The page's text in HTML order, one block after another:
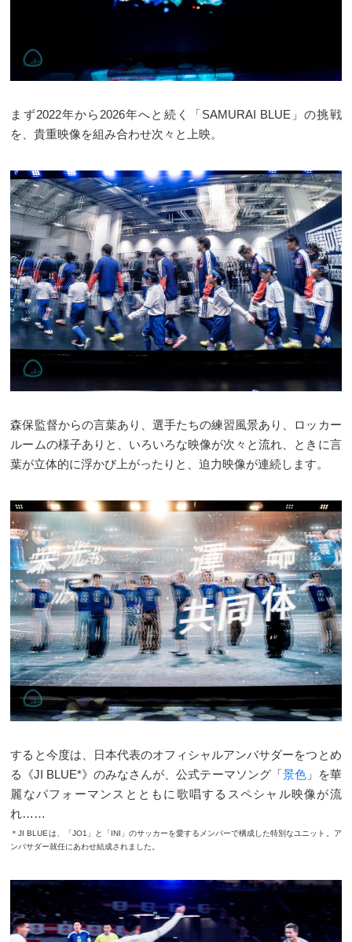
まず2022年から2026年へと続く「SAMURAI BLUE」の挑戦
を、貴重映像を組み合わせ次々と上映。
森保監督からの言葉あり、選手たちの練習風景あり、ロッカー
ルームの様子ありと、いろいろな映像が次々と流れ、ときに言
葉が立体的に浮かび上がったりと、迫力映像が連続します。
すると今度は、日本代表のオフィシャルアンバサダーをつとめ
る《JI BLUE*》のみなさんが、公式テーマソング「景色」を華
麗なパフォーマンスとともに歌唱するスペシャル映像が流
れ……
＊JI BLUEは、「JO1」と「INI」のサッカーを愛するメンバーで構成した特別なユニット。ア
ンバサダー就任にあわせ結成されました。